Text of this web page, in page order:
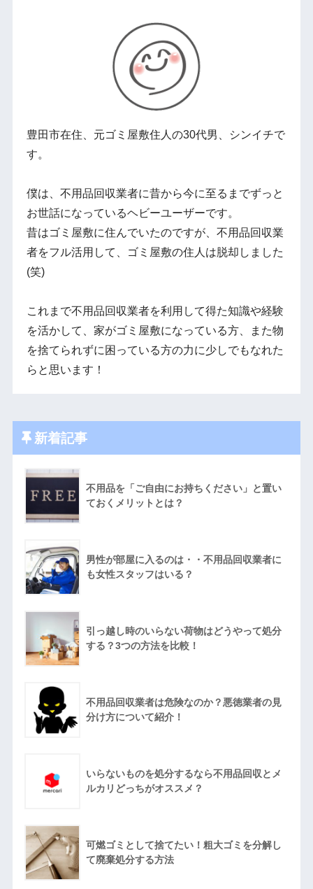
豊田市在住、元ゴミ屋敷住人の30代男、シンイチで
す。
僕は、不用品回収業者に昔から今に至るまでずっと
お世話になっているヘビーユーザーです。
昔はゴミ屋敷に住んでいたのですが、不用品回収業
者をフル活用して、ゴミ屋敷の住人は脱却しました
(笑)
これまで不用品回収業者を利用して得た知識や経験
を活かして、家がゴミ屋敷になっている方、また物
を捨てられずに困っている方の力に少しでもなれた
らと思います！
新着記事
不用品を「ご自由にお持ちください」と置い
ておくメリットとは？
男性が部屋に入るのは・・不用品回収業者に
も女性スタッフはいる？
引っ越し時のいらない荷物はどうやって処分
する？3つの方法を比較！
不用品回収業者は危険なのか？悪徳業者の見
分け方について紹介！
いらないものを処分するなら不用品回収とメ
ルカリどっちがオススメ？
可燃ゴミとして捨てたい！粗大ゴミを分解し
て廃棄処分する方法